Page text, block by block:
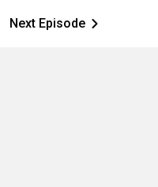
Next Episode ic_arrow_right